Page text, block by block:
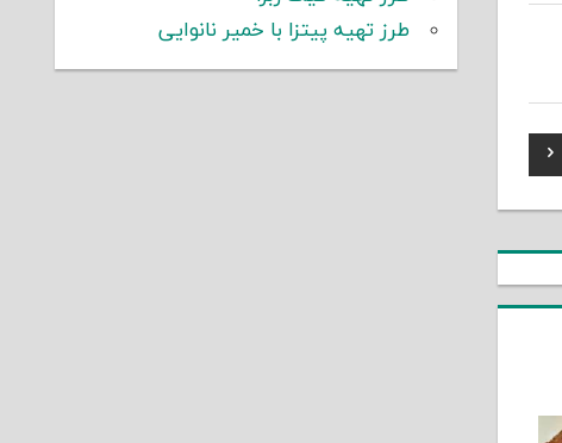
طرز تهیه پیتزا با خمیر نانوایی